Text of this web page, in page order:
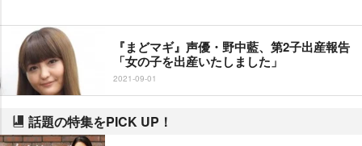
『まどマギ』声優・野中藍、第2子出産報告
「女の子を出産いたしました」
2021-09-01
話題の特集をPICK UP！